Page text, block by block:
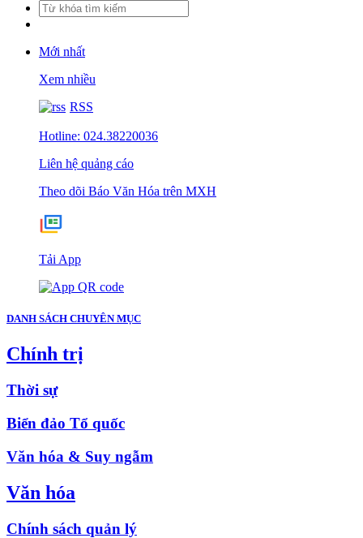
Mới nhất
Xem nhiều
RSS
Hotline: 024.38220036
Liên hệ quảng cáo
Theo dõi Báo Văn Hóa trên MXH
Tải App
DANH SÁCH CHUYÊN MỤC
Chính trị
Thời sự
Biển đảo Tổ quốc
Văn hóa & Suy ngẫm
Văn hóa
Chính sách quản lý